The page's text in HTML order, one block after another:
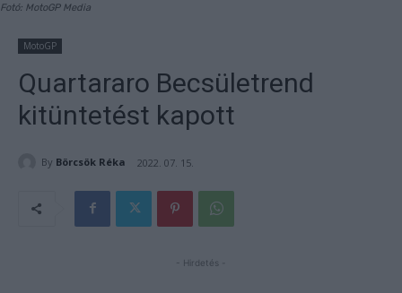
Fotó: MotoGP Media
MotoGP
Quartararo Becsületrend
kitüntetést kapott
By Börcsök Réka 2022. 07. 15.
- Hirdetés -